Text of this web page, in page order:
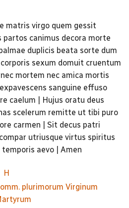
matris virgo quem gessit
canimus decora morte
duplicis beata sorte dum
sexum domuit cruentum
mortem nec amica mortis
sanguine effuso
caelum | Hujus oratu deus
scelerum remitte ut tibi puro
carmen | Sit decus patri
utriusque virtus spiritus
aevo | Amen
H
plurimorum Virginum